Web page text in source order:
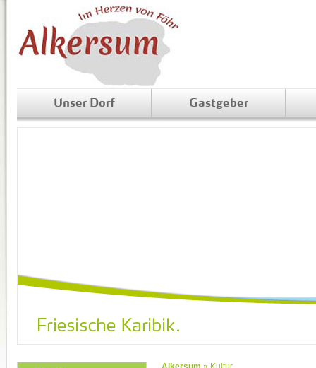
Unser Dorf Gastgeber